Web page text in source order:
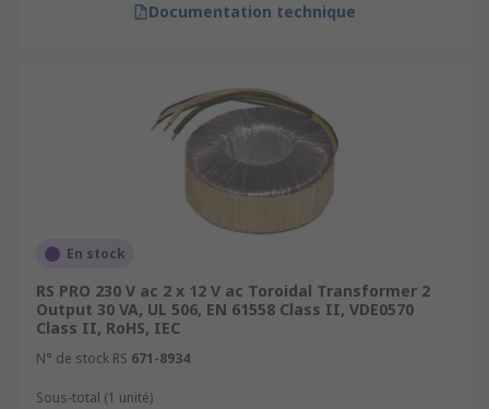
Documentation technique
En stock
RS PRO 230 V ac 2 x 12 V ac Toroidal Transformer 2
Output 30 VA, UL 506, EN 61558 Class II, VDE0570
Class II, RoHS, IEC
N° de stock RS 671-8934
Sous-total (1 unité)